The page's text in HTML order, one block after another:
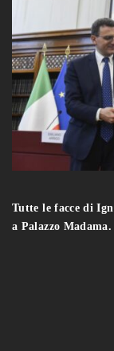
Tutte le facce di
a Palazzo